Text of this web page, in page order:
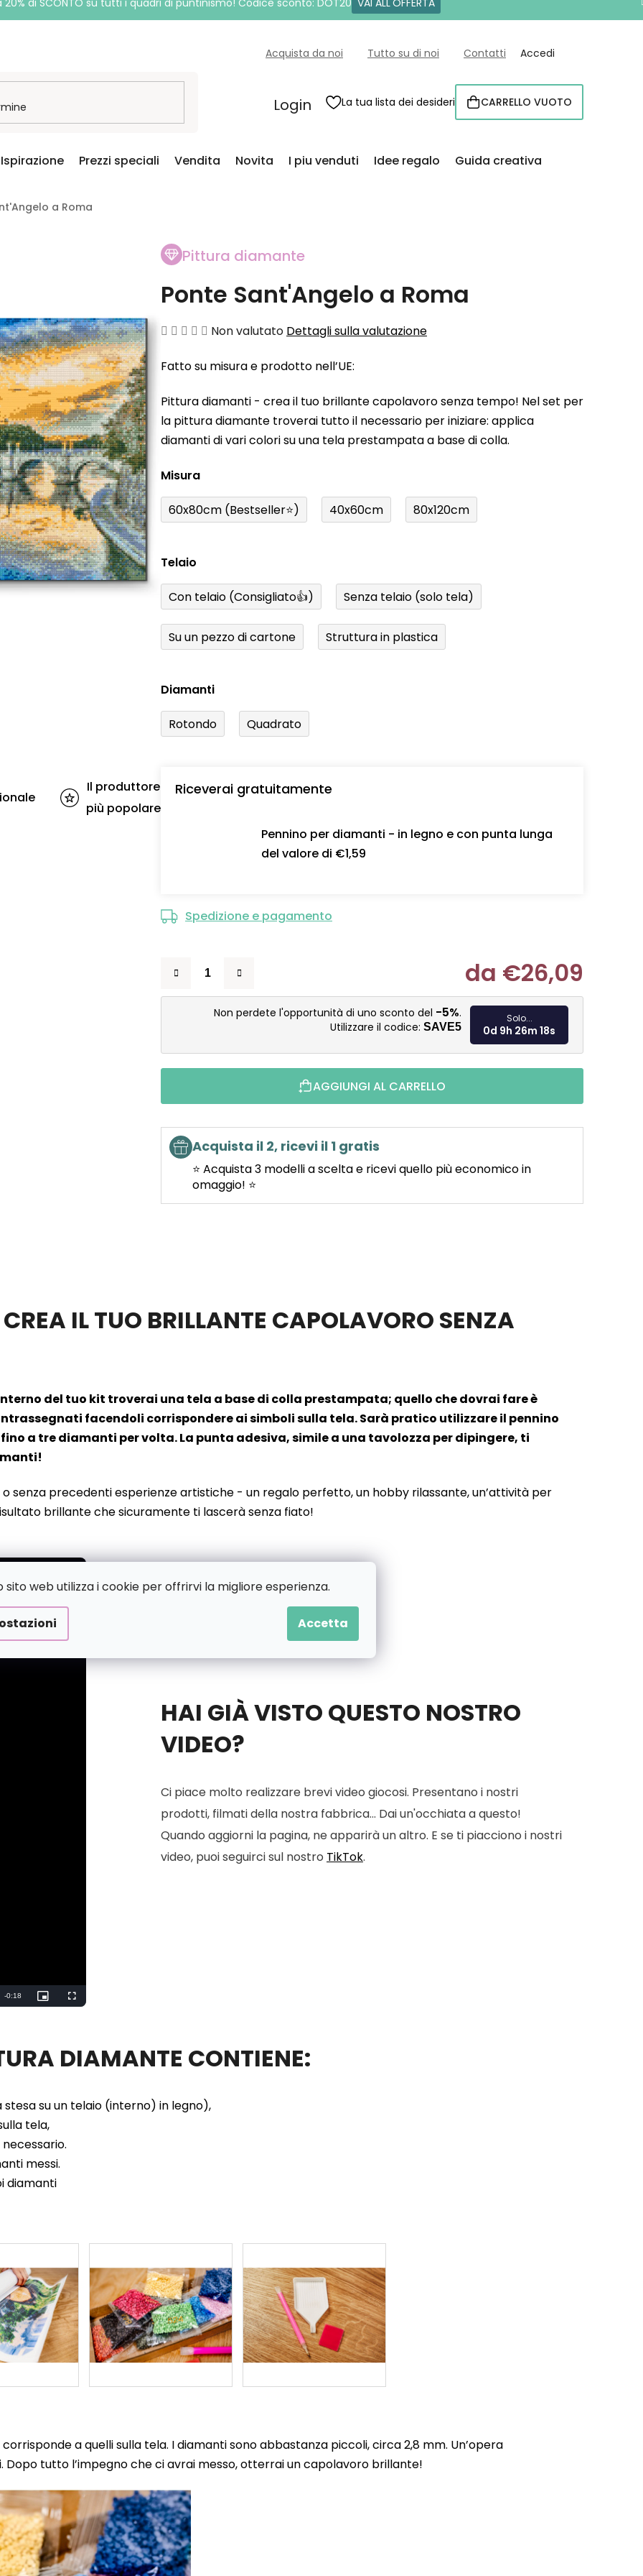
sito web utilizza i cookie per offrirvi la migliore esperienza.
Accetta
20% di SCONTO su tutti i quadri di puntinismo! Codice sconto: DOT20 VAI ALL'OFFERTA
Acquista da noi Tutto su di noi Contatti Accedi
Login La tua lista dei desideri CARRELLO
CARRELLO VUOTO
Ispirazione Prezzi speciali Vendita Novita I piu venduti Idee regalo Guida creativa
a Roma
Pittura diamante
Ponte Sant'Angelo a Roma
La
media
prodotto
è
0,0
stelle.
Non valutato Dettagli sulla valutazione
Fatto su misura e prodotto nell’UE:
Pittura diamanti - crea il tuo brillante capolavoro senza tempo! Nel set per
la pittura diamante troverai tutto il necessario per iniziare: applica
diamanti di vari colori su una tela prestampata a base di colla.
Misura
60x80cm (Bestseller⭐) 40x60cm 80x120cm
Telaio
Con telaio (Consigliato👍) Senza telaio (solo tela)
Su un pezzo di cartone Struttura in plastica
Diamanti
Rotondo Quadrato
Riceverai gratuitamente
Pennino per diamanti - in legno e con punta lunga
del valore di €1,59
Spedizione e pagamento
da €26,09
Misura
Non perdete l'opportunità di uno sconto del -5%.
Utilizzare il codice: SAVE5
Solo...
0d 9h 26m 16s
AGGIUNGI AL CARRELLO
Acquista il 2, ricevi il 1 gratis
⭐ Acquista 3 modelli a scelta e ricevi quello più economico in
omaggio! ⭐
Il produttore
più popolare
IL TUO BRILLANTE CAPOLAVORO SENZA
del tuo kit troverai una tela a base di colla prestampata; quello che dovrai fare è
facendoli corrispondere ai simboli sulla tela. Sarà pratico utilizzare il pennino
a tre diamanti per volta. La punta adesiva, simile a una tavolozza per dipingere, ti
senza precedenti esperienze artistiche - un regalo perfetto, un hobby rilassante, un’attività per
brillante che sicuramente ti lascerà senza fiato!
HAI GIÀ VISTO QUESTO NOSTRO
VIDEO?
Ci piace molto realizzare brevi video giocosi. Presentano i nostri
prodotti, filmati della nostra fabbrica... Dai un'occhiata a questo!
Quando aggiorni la pagina, ne apparirà un altro. E se ti piacciono i nostri
video, puoi seguirci sul nostro TikTok.
DIAMANTE CONTIENE:
su un telaio (interno) in legno),
tela,
messi.
diamanti
a quelli sulla tela. I diamanti sono abbastanza piccoli, circa 2,8 mm. Un’opera
tutto l’impegno che ci avrai messo, otterrai un capolavoro brillante!